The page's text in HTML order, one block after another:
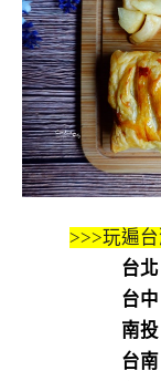
>>>玩遍
台北
台中
南投
台南